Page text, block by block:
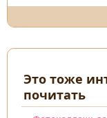
Это тоже
почитать